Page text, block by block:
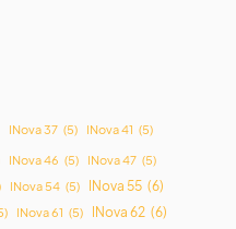
INova 37 (5) INova 41 (5)
INova 46 (5) INova 47 (5)
INova 54 (5) INova 55 (6)
INova 61 (5) INova 62 (6)